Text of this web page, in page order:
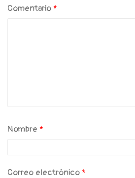
Comentario *
Nombre *
Correo electrónico *